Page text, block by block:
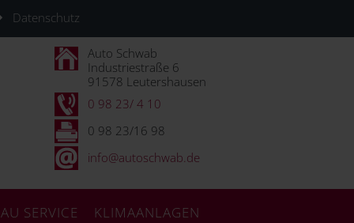
Datenschutz
Auto Schwab
Industriestraße 6
91578 Leutershausen
0 98 23/ 4 10
0 98 23/16 98
info@autoschwab.de
SERVICE KLIMAANLAGEN